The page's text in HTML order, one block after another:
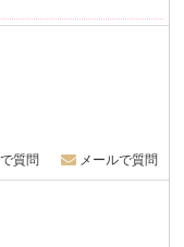
質問 メールで質問